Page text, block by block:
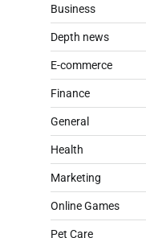
Business
Depth news
E-commerce
Finance
General
Health
Marketing
Online Games
Pet Care